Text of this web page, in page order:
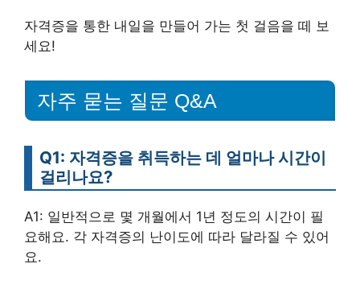
자격증을 통한 내일을 만들어 가는 첫 걸음을 떼 보
세요!
자주 묻는 질문 Q&A
Q1: 자격증을 취득하는 데 얼마나 시간이
걸리나요?
A1: 일반적으로 몇 개월에서 1년 정도의 시간이 필
요해요. 각 자격증의 난이도에 따라 달라질 수 있어
요.